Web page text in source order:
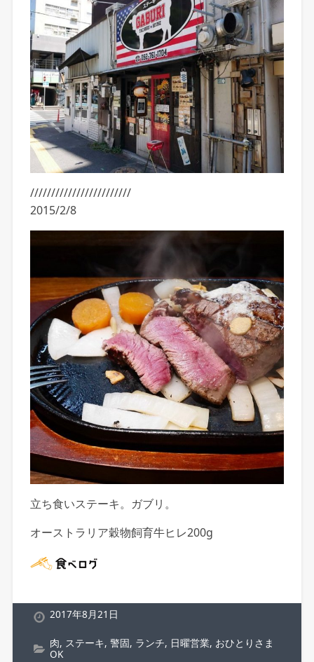
////////////////////////
2015/2/8
立ち食いステーキ。ガブリ。
オーストラリア穀物飼育牛ヒレ200g
2017年8月21日
肉, ステーキ, 警固, ランチ, 日曜営業, おひとりさま
OK